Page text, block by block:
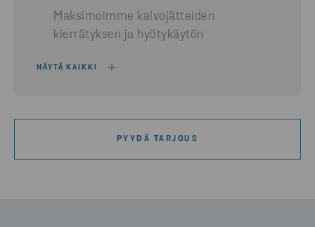
Maksimoimme kaivojätteiden
kierrätyksen ja hyötykäytön
NÄYTÄ KAIKKI
PYYDÄ TARJOUS